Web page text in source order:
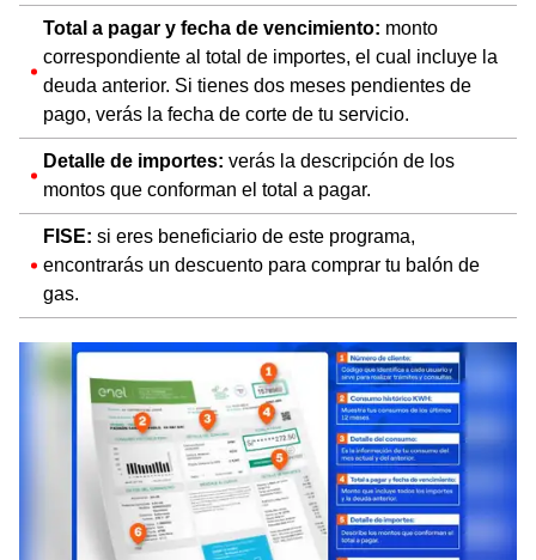
Total a pagar y fecha de vencimiento: monto
correspondiente al total de importes, el cual incluye la
deuda anterior. Si tienes dos meses pendientes de
pago, verás la fecha de corte de tu servicio.
Detalle de importes: verás la descripción de los
montos que conforman el total a pagar.
FISE: si eres beneficiario de este programa,
encontrarás un descuento para comprar tu balón de
gas.